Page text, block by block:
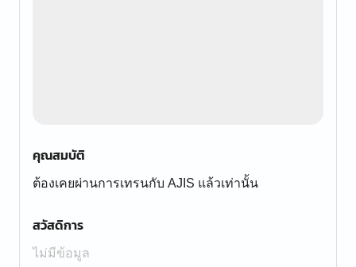
คุณสมบัติ
ต้องเคยผ่านการเทรนกับ AJIS แล้วเท่านั้น
สวัสดิการ
ไม่มีข้อมูล